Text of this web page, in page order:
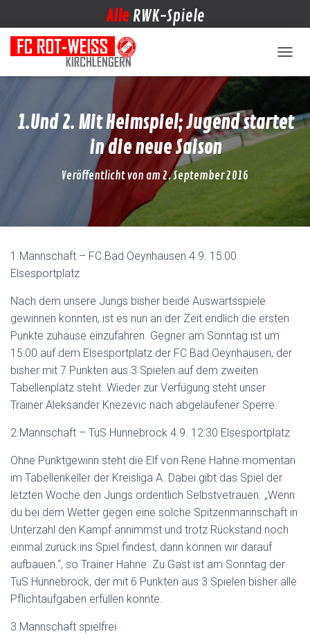
Alle RWK-Spiele
1.Und 2. Mit Heimspiel; Jugend startet
in die neue Saison
Veröffentlicht von am 2. September 2016
1.Mannschaft – FC Bad Oeynhausen 4.9. 15:00
Elsesportplatz
Nach dem unsere Jungs bisher beide Auswärtsspiele
gewinnen konnten, ist es nun an der Zeit endlich die ersten
Punkte zuhause einzufahren. Gegner am Sonntag ist um
15:00 auf dem Elsesportplatz der FC Bad Oeynhausen, der
bisher mit 7 Punkten aus 3 Spielen auf dem zweiten
Tabellenplatz steht. Wieder zur Verfügung steht unser
Trainer Aleksander Knezevic nach abgelaufener Sperre.
2.Mannschaft – TuS Hunnebrock 4.9. 12:30 Elsesportplatz
Ohne Punktgewinn steht die Elf von Rene Hahne momentan
im Tabellenkeller der Kreisliga A. Dabei gibt das Spiel der
letzten Woche den Jungs ordentlich Selbstvetrauen. „Wenn
du bei dem Wetter gegen eine solche Spitzenmannschaft in
Unterzahl den Kampf annimmst und trotz Rückstand noch
einmal zurück ins Spiel findest, dann können wir darauf
aufbauen.“, so Trainer Hahne. Zu Gast ist am Sonntag der
TuS Hunnebrock, der mit 6 Punkten aus 3 Spielen bisher alle
Pflichtaufgaben erfüllen konnte.
3.Mannschaft spielfrei